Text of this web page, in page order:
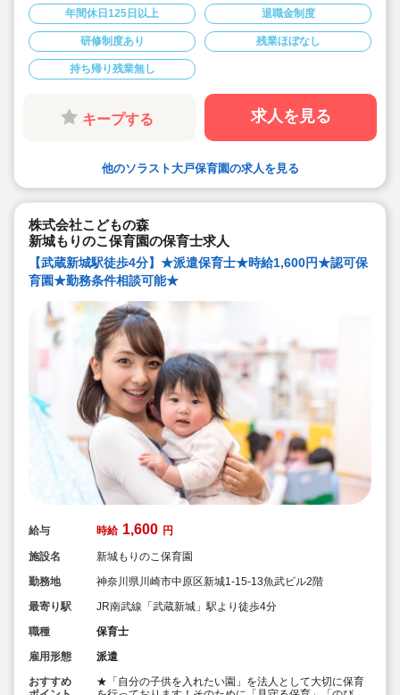
■月給27万以上の好待遇♪
■入社月より初年度分の有給休暇10日を付与します！
■年間休日125日以上でプライベート充実！
■書類業務は簡単なタブレット入力♪
■大手安定企業♪福利厚生も充実♪
■20代～70代まで幅広い年齢層でどのライフイベントに
も対応できる環境です
年間休日125日以上 退職金制度
研修制度あり 残業ほぼなし
持ち帰り残業無し
キープする 求人を見る
他のソラスト大戸保育園の求人を見る
株式会社こどもの森
新城もりのこ保育園の保育士求人
【武蔵新城駅徒歩4分】★派遣保育士★時給1,600円★認可保
育園★勤務条件相談可能★
給与 時給 1,600 円
施設名
新城もりのこ保育園
勤務地
神奈川県川崎市中原区新城1-15-13魚武ビル2階
最寄り駅
JR南武線「武蔵新城」駅より徒歩4分
職種
保育士
雇用形態
派遣
おすすめ
★「自分の子供を入れたい園」を法人として大切に保育